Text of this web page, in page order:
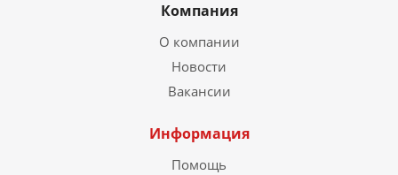
Компания
О компании
Новости
Вакансии
Информация
Помощь